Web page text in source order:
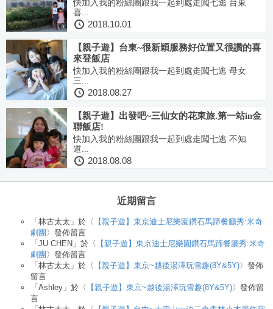
快加入我的粉絲團跟我一起到處走闖七逃 台東
喜...
2018.10.01
【親子遊】台東~很新穎服務好位置又很讚的喜
來登飯店
快加入我的粉絲團跟我一起到處走闖七逃 母女
三...
2018.08.27
【親子遊】出發吧~三仙女的花東旅.第一站in金
聯飯店!
快加入我的粉絲團跟我一起到處走闖七逃 不知
道...
2018.08.08
近期留言
「 林古太太 」於〈
【親子遊】東京迪士尼樂園鑽石馬蹄餐廳秀:米奇
劇團 〉發佈留言
「 JU CHEN 」於〈
【親子遊】東京迪士尼樂園鑽石馬蹄餐廳秀:米奇
劇團 〉發佈留言
「 林古太太 」於〈 【親子遊】東京~越後湯澤玩雪趣(8Y&5Y)〉發佈
留言
「 Ashley 」於〈 【親子遊】東京~越後湯澤玩雪趣(8Y&5Y)〉發佈留
言